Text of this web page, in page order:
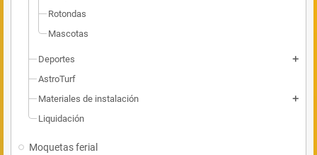
Rotondas
Mascotas
Deportes add
AstroTurf
Materiales de instalación
add
Liquidación
Moquetas ferial